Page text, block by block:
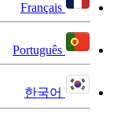
Français
Português
한국어